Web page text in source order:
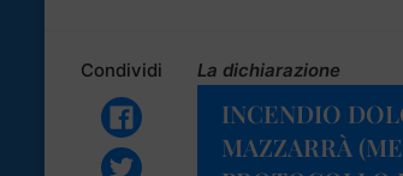
Condividi La dichiarazione
INCENDIO
MAZZARRÀ